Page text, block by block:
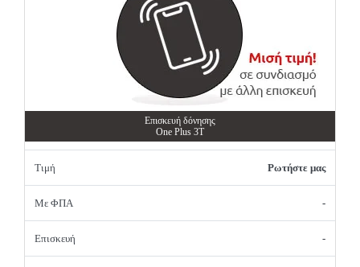
Επισκευή δόνησης
One Plus 3T
Τιμή Ρωτήστε μας
Με ΦΠΑ -
Επισκευή -